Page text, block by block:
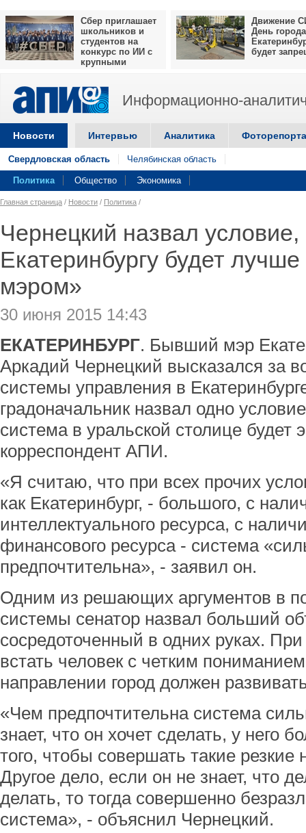
Сбер приглашает
школьников и
студентов на
конкурс по ИИ с
крупными
Движение
День города
будет
Информационно-
Новости Интервью Аналитика
Свердловская область Челябинская область
Политика Общество Экономика
Главная страница / Новости / Политика /
Чернецкий назвал
Екатеринбургу будет
мэром»
30 июня 2015 14:43
ЕКАТЕРИНБУРГ. Бывший мэр
Аркадий Чернецкий высказался за
системы управления в
градоначальник назвал одно
система в уральской столице будет
корреспондент АПИ.
«Я считаю, что при всех прочих
как Екатеринбург, - большого, с
интеллектуального ресурса, с
финансового ресурса - система
предпочтительна», - заявил он.
Одним из решающих аргументов в
системы сенатор назвал больший
сосредоточенный в одних руках.
встать человек с четким
направлении город должен
«Чем предпочтительна система
знает, что он хочет сделать, у него
того, чтобы совершать такие
Другое дело, если он не знает, что
делать, то тогда совершенно
система», - объяснил Чернецкий.